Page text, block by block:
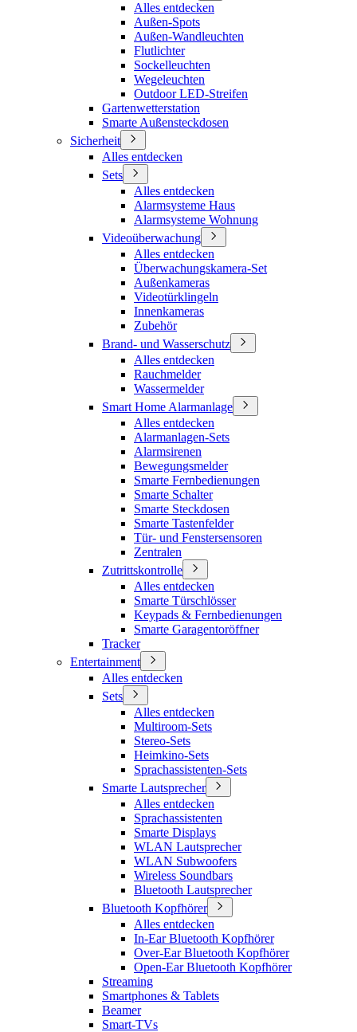
Alles entdecken
Außen-Spots
Außen-Wandleuchten
Flutlichter
Sockelleuchten
Wegeleuchten
Outdoor LED-Streifen
Gartenwetterstation
Smarte Außensteckdosen
Sicherheit
Alles entdecken
Sets
Alles entdecken
Alarmsysteme Haus
Alarmsysteme Wohnung
Videoüberwachung
Alles entdecken
Überwachungskamera-Set
Außenkameras
Videotürklingeln
Innenkameras
Zubehör
Brand- und Wasserschutz
Alles entdecken
Rauchmelder
Wassermelder
Smart Home Alarmanlage
Alles entdecken
Alarmanlagen-Sets
Alarmsirenen
Bewegungsmelder
Smarte Fernbedienungen
Smarte Schalter
Smarte Steckdosen
Smarte Tastenfelder
Tür- und Fenstersensoren
Zentralen
Zutrittskontrolle
Alles entdecken
Smarte Türschlösser
Keypads & Fernbedienungen
Smarte Garagentoröffner
Tracker
Entertainment
Alles entdecken
Sets
Alles entdecken
Multiroom-Sets
Stereo-Sets
Heimkino-Sets
Sprachassistenten-Sets
Smarte Lautsprecher
Alles entdecken
Sprachassistenten
Smarte Displays
WLAN Lautsprecher
WLAN Subwoofers
Wireless Soundbars
Bluetooth Lautsprecher
Bluetooth Kopfhörer
Alles entdecken
In-Ear Bluetooth Kopfhörer
Over-Ear Bluetooth Kopfhörer
Open-Ear Bluetooth Kopfhörer
Streaming
Smartphones & Tablets
Beamer
Smart-TVs